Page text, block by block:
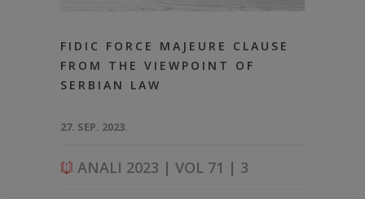
FIDIC FORCE MAJEURE CLAUSE
FROM THE VIEWPOINT OF
SERBIAN LAW
27. SEP. 2023.
ANALI 2023 | VOL 71 | 3